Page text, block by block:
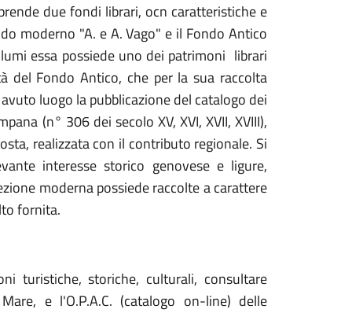
due fondi librari, ocn caratteristiche e
moderno "A. e A. Vago" e il Fondo Antico
essa possiede uno dei patrimoni librari
del Fondo Antico, che per la sua raccolta
luogo la pubblicazione del catalogo dei
(n° 306 dei secolo XV, XVI, XVII, XVIII),
realizzata con il contributo regionale. Si
interesse storico genovese e ligure,
moderna possiede raccolte a carattere
fornita.
turistiche, storiche, culturali, consultare
e l'O.P.A.C. (catalogo on-line) delle